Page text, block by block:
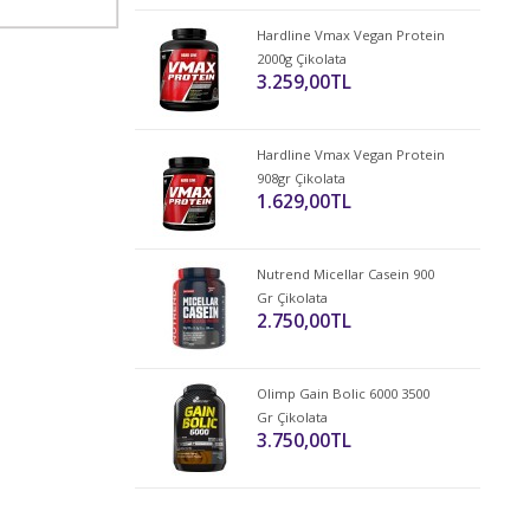
Hardline Vmax Vegan Protein
2000g Çikolata
3.259,00TL
Hardline Vmax Vegan Protein
908gr Çikolata
1.629,00TL
Nutrend Micellar Casein 900
Gr Çikolata
2.750,00TL
Olimp Gain Bolic 6000 3500
Gr Çikolata
3.750,00TL